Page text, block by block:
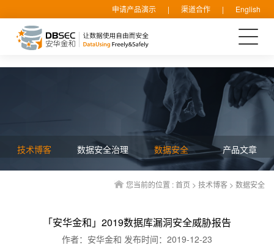
申请产品演示 | 渠道合作 | English
您当前的位置 :首页 > 技术博客 > 数据安全
技术博客 数据安全治理 数据安全 产品文章
「安华金和」2019数据库漏洞安全威胁报告
作者：安华金和 发布时间：2019-12-23